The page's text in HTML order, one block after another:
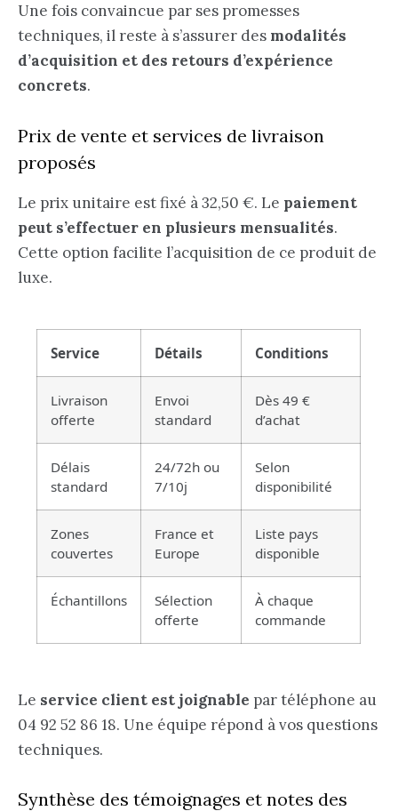
Une fois convaincue par ses promesses
techniques, il reste à s’assurer des modalités
d’acquisition et des retours d’expérience
concrets.
Prix de vente et services de livraison
proposés
Le prix unitaire est fixé à 32,50 €. Le paiement
peut s’effectuer en plusieurs mensualités.
Cette option facilite l’acquisition de ce produit de
luxe.
Service Détails Conditions
Livraison
offerte
Envoi
standard
Dès 49 €
d’achat
Délais
standard
24/72h ou
7/10j
Selon
disponibilité
Zones
couvertes
France et
Europe
Liste pays
disponible
Échantillons
Sélection
offerte
À chaque
commande
Le service client est joignable par téléphone au
04 92 52 86 18. Une équipe répond à vos questions
techniques.
Synthèse des témoignages et notes des